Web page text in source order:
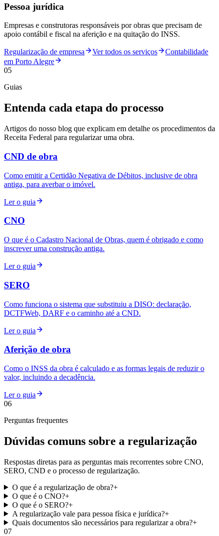
Pessoa jurídica
Empresas e construtoras responsáveis por obras que precisam de
apoio contábil e fiscal na aferição e na quitação do INSS.
Regularização de empresa Ver todos os serviços
Contabilidade
em Porto Alegre
05
Guias
Entenda cada etapa do processo
Artigos do nosso blog que explicam em detalhe os procedimentos da
Receita Federal para regularizar uma obra.
CND de obra
Como emitir a Certidão Negativa de Débitos, inclusive de obra
antiga, para averbar o imóvel.
Ler o guia
CNO
O que é o Cadastro Nacional de Obras, quem é obrigado e como
inscrever uma construção antiga.
Ler o guia
SERO
Como funciona o sistema que substituiu a DISO: declaração,
DCTFWeb, DARF e o caminho até a CND.
Ler o guia
Aferição de obra
Como o INSS da obra é calculado e as formas legais de reduzir o
valor, incluindo a decadência.
Ler o guia
06
Perguntas frequentes
Dúvidas comuns sobre a regularização
Respostas diretas para as perguntas mais recorrentes sobre CNO,
SERO, CND e o processo de regularização.
O que é a regularização de obra?+
O que é o CNO?+
O que é o SERO?+
A regularização vale para pessoa física e jurídica?+
Quais documentos são necessários para regularizar a obra?+
07